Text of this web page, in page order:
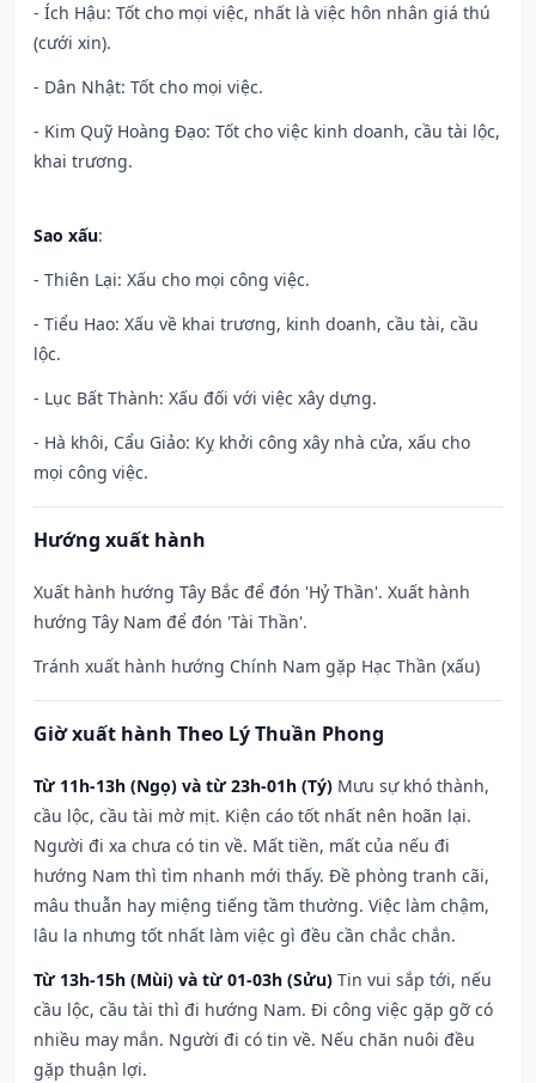
- Ích Hậu: Tốt cho mọi việc, nhất là việc hôn nhân giá thú
(cưới xin).
- Dân Nhật: Tốt cho mọi việc.
- Kim Quỹ Hoàng Đạo: Tốt cho việc kinh doanh, cầu tài lộc,
khai trương.
Sao xấu:
- Thiên Lại: Xấu cho mọi công việc.
- Tiểu Hao: Xấu về khai trương, kinh doanh, cầu tài, cầu
lộc.
- Lục Bất Thành: Xấu đối với việc xây dựng.
- Hà khôi, Cẩu Giảo: Kỵ khởi công xây nhà cửa, xấu cho
mọi công việc.
Hướng xuất hành
Xuất hành hướng Tây Bắc để đón 'Hỷ Thần'. Xuất hành
hướng Tây Nam để đón 'Tài Thần'.
Tránh xuất hành hướng Chính Nam gặp Hạc Thần (xấu)
Giờ xuất hành Theo Lý Thuần Phong
Từ 11h-13h (Ngọ) và từ 23h-01h (Tý) Mưu sự khó thành,
cầu lộc, cầu tài mờ mịt. Kiện cáo tốt nhất nên hoãn lại.
Người đi xa chưa có tin về. Mất tiền, mất của nếu đi
hướng Nam thì tìm nhanh mới thấy. Đề phòng tranh cãi,
mâu thuẫn hay miệng tiếng tầm thường. Việc làm chậm,
lâu la nhưng tốt nhất làm việc gì đều cần chắc chắn.
Từ 13h-15h (Mùi) và từ 01-03h (Sửu) Tin vui sắp tới, nếu
cầu lộc, cầu tài thì đi hướng Nam. Đi công việc gặp gỡ có
nhiều may mắn. Người đi có tin về. Nếu chăn nuôi đều
gặp thuận lợi.